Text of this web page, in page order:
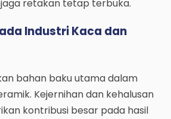
retakan tetap terbuka.
Industri Kaca dan
bahan baku utama dalam
Kejernihan dan kehalusan
kontribusi besar pada hasil